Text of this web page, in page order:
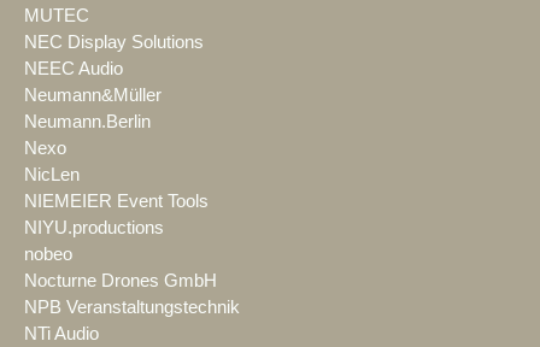
MUTEC
NEC Display Solutions
NEEC Audio
Neumann&Müller
Neumann.Berlin
Nexo
NicLen
NIEMEIER Event Tools
NIYU.productions
nobeo
Nocturne Drones GmbH
NPB Veranstaltungstechnik
NTi Audio